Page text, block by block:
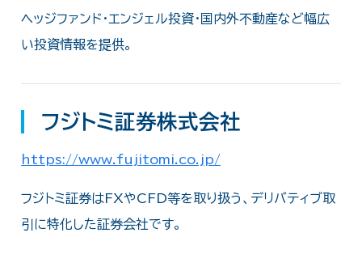
ヘッジファンド・エンジェル投資・国内外不動産など幅広
い投資情報を提供。
フジトミ証券株式会社
https://www.fujitomi.co.jp/
フジトミ証券はFXやCFD等を取り扱う、デリバティブ取
引に特化した証券会社です。